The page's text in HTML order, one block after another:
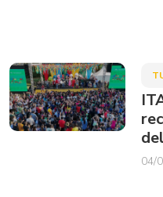
04/